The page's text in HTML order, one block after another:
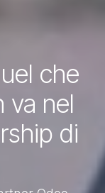
che
va nel
di